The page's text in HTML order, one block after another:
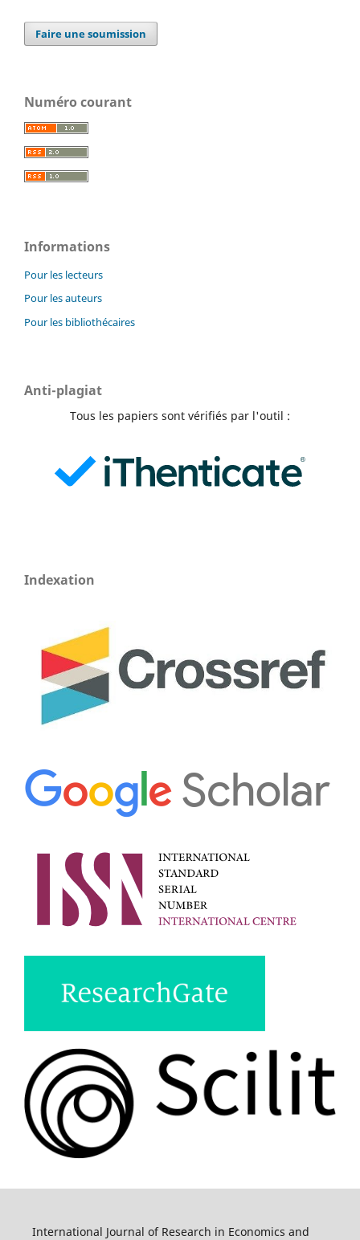
Faire une soumission
Numéro courant
Informations
Pour les lecteurs
Pour les auteurs
Pour les bibliothécaires
Anti-plagiat
Tous les papiers sont vérifiés par l'outil :
Indexation
International Journal of Research in Economics and